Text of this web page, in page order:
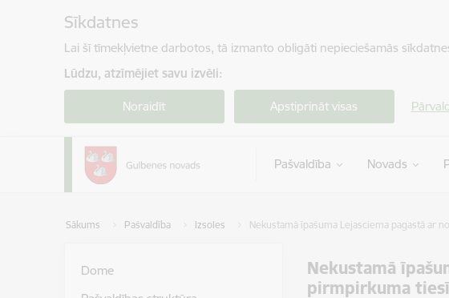
Sīkdatnes
Lai šī tīmekļvietne darbotos, tā izmanto obligāti nepieciešamās
Lūdzu, atzīmējiet savu izvēli:
Noraidīt Apstiprināt visas
Pašvaldība Novads
Sākums Pašvaldība Izsoles Nekustamā īpašuma Lejasciema pagastā ar
Nekustamā
pirmpirkuma
Dome